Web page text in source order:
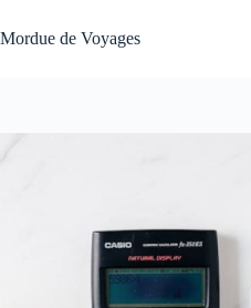
au
contenu
Mordue de Voyages